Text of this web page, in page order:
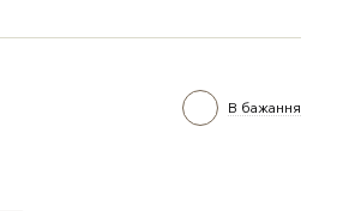
В бажання